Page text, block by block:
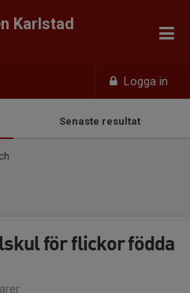
Logga in
Karlstad
Senaste resultat
för flickor födda